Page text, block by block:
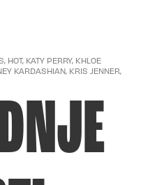
, HOT, KATY PERRY, KHLOE
KARDASHIAN, KRIS JENNER,